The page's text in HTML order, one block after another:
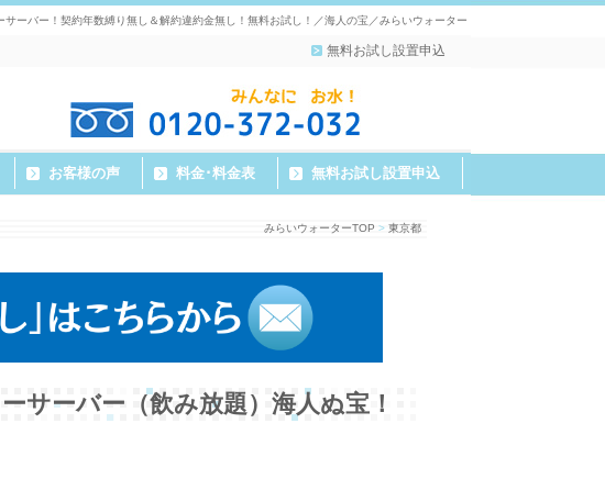
ーバー！契約年数縛り無し＆解約違約金無し！無料お試し！／海人の宝／みらいウォーター
無料お試し設置申込
お客様の声 料金･料金表 無料お試し設置申込
みらいウォーターTOP > 東京都
サーバー（飲み放題）海人ぬ宝！